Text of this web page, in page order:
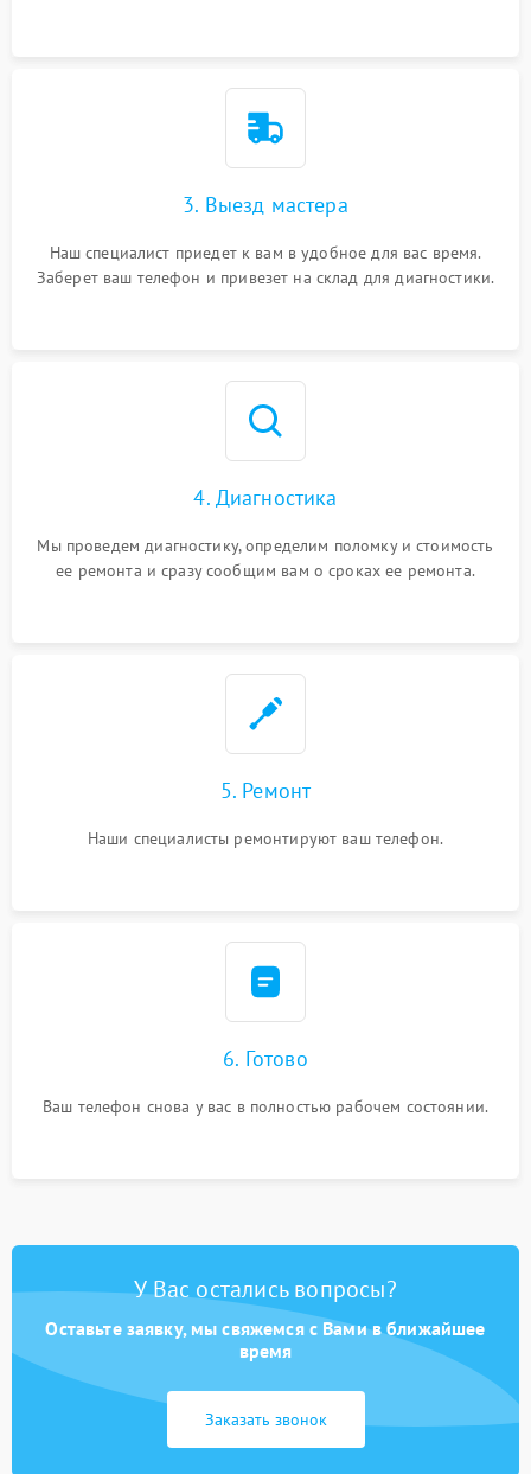
3. Выезд мастера
Наш специалист приедет к вам в удобное для вас время.
Заберет ваш телефон и привезет на склад для диагностики.
4. Диагностика
Мы проведем диагностику, определим поломку и стоимость
ее ремонта и сразу сообщим вам о сроках ее ремонта.
5. Ремонт
Наши специалисты ремонтируют ваш телефон.
6. Готово
Ваш телефон снова у вас в полностью рабочем состоянии.
У Вас остались вопросы?
Оставьте заявку, мы свяжемся с Вами в ближайшее
время
Заказать звонок